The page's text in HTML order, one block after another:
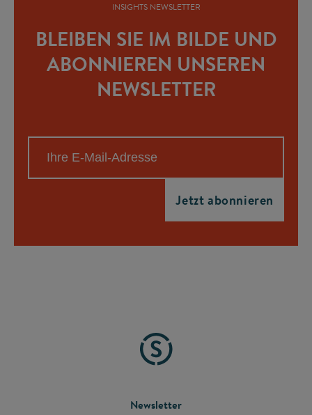
INSIGHTS NEWSLETTER
BLEIBEN SIE IM BILDE UND
ABONNIEREN UNSEREN
NEWSLETTER
FOOTER
Newsletter